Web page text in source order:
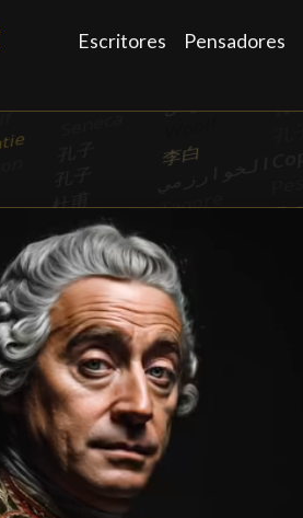
Escritores Pensadores